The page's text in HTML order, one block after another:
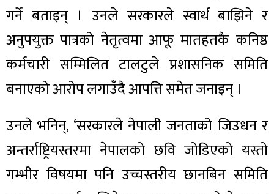
गर्ने बताइन् । उनले सरकारले स्वार्थ बाझिने र
अनुपयुक्त पात्रको नेतृत्वमा आफू मातहतकै कनिष्ठ
कर्मचारी सम्मिलित टालटुले प्रशासनिक समिति
बनाएको आरोप लगाउँदै आपत्ति समेत जनाइन् ।
उनले भनिन्, ‘सरकारले नेपाली जनताको जिउधन र
अन्तर्राष्ट्रियस्तरमा नेपालको छवि जोडिएको यस्तो
गम्भीर विषयमा पनि उच्चस्तरीय छानबिन समिति